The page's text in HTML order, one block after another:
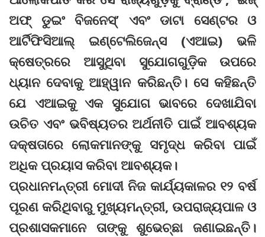
ଅଫ୍ ଡୁଇଂ ବିଜନେସ୍’ ଏବଂ ଡାଟା ସେଣ୍ଟର ଓ
ଆର୍ଟିଫିସିଆଲ୍ ଇଣ୍ଟେଲିଜେନ୍ସ (ଏଆଇ) ଭଳି
କ୍ଷେତ୍ରରେ ଆସୁଥିବା ସୁଯୋଗଗୁଡ଼ିକ ଉପରେ
ଧ୍ୟାନ ଦେବାକୁ ଆହ୍ୱାନ କରିଛନ୍ତି। ସେ କହିଛନ୍ତି
ଯେ ଏଆଇକୁ ଏକ ସୁଯୋଗ ଭାବରେ ଦେଖାଯିବା
ଉଚିତ ଏବଂ ଭବିଷ୍ୟତର ଅର୍ଥନୀତି ପାଇଁ ଆବଶ୍ୟକ
ଦକ୍ଷତାରେ ଲୋକମାନଙ୍କୁ ସମୃଦ୍ଧ କରିବା ପାଇଁ
ଅଧିକ ପ୍ରୟାସ କରିବା ଆବଶ୍ୟକ।
ପ୍ରଧାନମନ୍ତ୍ରୀ ମୋଦୀ ନିଜ କାର୍ଯ୍ୟକାଳର ୧୨ ବର୍ଷ
ପୂରଣ କରିଥିବାରୁ ମୁଖ୍ୟମନ୍ତ୍ରୀ, ଉପରାଜ୍ୟପାଳ ଓ
ପ୍ରଶାସକମାନେ ତାଙ୍କୁ ଶୁଭେଚ୍ଛା ଜଣାଇଛନ୍ତି।